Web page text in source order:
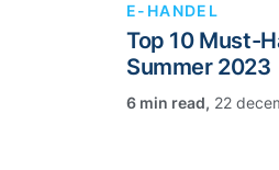
E-HANDEL
Top 10 Must-
Summer 2023
, 22